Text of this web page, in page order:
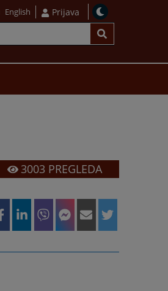
English Prijava
3003PREGLEDA